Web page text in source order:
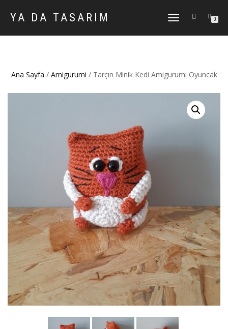
YA DA TASARIM
DOLAŞIMI
0
Ana Sayfa / Amigurumi / Tarçın Minik Kedi Amigurumi Oyuncak